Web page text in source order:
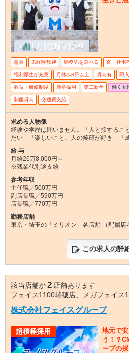
急募 未経験歓迎 勤務先を選べる 寮・社宅
福利厚生が充実 月休み8日以上 賞与有 即
教育・研修制度 新卒採用 第二新卒 働く女
制服貸与 交通費支給
求める人物像
経験や学歴は問いません。「人と接するこ
たい」「楽しいこと、人の笑顔が好き」「
給 与
月給26万8,000円～
※残業代別途支給
参考年収
主任職／500万円
副店長職／590万円
店長職／770万円
勤務店舗
東京・埼玉の「ミリオン」各店舗 （配属店
この求人の詳
該当店舗が2 店舗あります
フェイス1100瑞穂店、メガフェイス
株式会社フェイスグループ
超積極採用
地元で
う！？
ープの